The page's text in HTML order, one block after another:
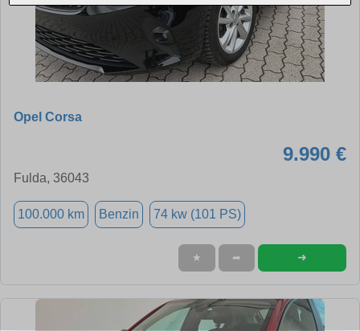
Opel Corsa
9.990 €
Fulda, 36043
100.000 km Benzin 74 kw (101 PS)
★ ➦ ➜